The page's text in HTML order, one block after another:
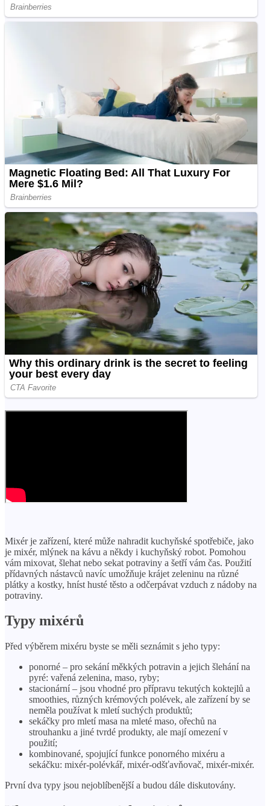
Mixér je zařízení, které může nahradit kuchyňské spotřebiče, jako
je mixér, mlýnek na kávu a někdy i kuchyňský robot. Pomohou
vám mixovat, šlehat nebo sekat potraviny a šetří vám čas. Použití
přídavných nástavců navíc umožňuje krájet zeleninu na různé
plátky a kostky, hníst husté těsto a odčerpávat vzduch z nádoby na
potraviny.
Typy mixérů
Před výběrem mixéru byste se měli seznámit s jeho typy:
ponorné – pro sekání měkkých potravin a jejich šlehání na
pyré: vařená zelenina, maso, ryby;
stacionární – jsou vhodné pro přípravu tekutých koktejlů a
smoothies, různých krémových polévek, ale zařízení by se
neměla používat k mletí suchých produktů;
sekáčky pro mletí masa na mleté ​​maso, ořechů na
strouhanku a jiné tvrdé produkty, ale mají omezení v
použití;
kombinované, spojující funkce ponorného mixéru a
sekáčku: mixér-polévkář, mixér-odšťavňovač, mixér-mixér.
První dva typy jsou nejoblíbenější a budou dále diskutovány.